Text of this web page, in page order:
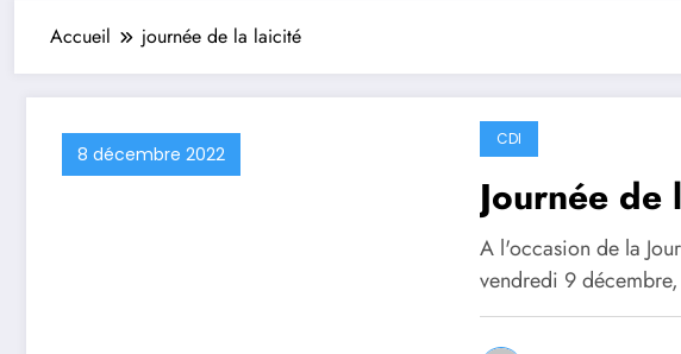
Accueil journée de la laicité
8 décembre 2022
CDI
Journée de
A l'occasion de la
vendredi 9